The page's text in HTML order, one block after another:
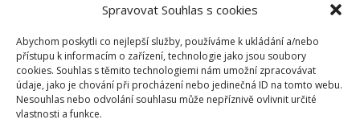
Spravovat Souhlas s cookies
Abychom poskytli co nejlepší služby, používáme k ukládání a/nebo
přístupu k informacím o zařízení, technologie jako jsou soubory
cookies. Souhlas s těmito technologiemi nám umožní zpracovávat
údaje, jako je chování při procházení nebo jedinečná ID na tomto webu.
Nesouhlas nebo odvolání souhlasu může nepříznivě ovlivnit určité
vlastnosti a funkce.
Zůstat přihlášen
PŘIHLÁSIT